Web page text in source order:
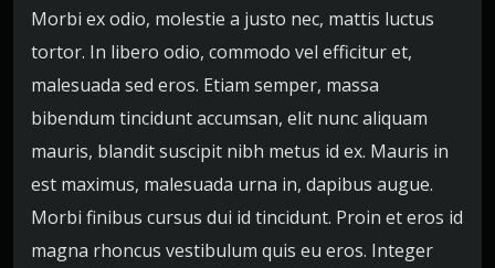
Morbi ex odio, molestie a justo nec, mattis luctus
tortor. In libero odio, commodo vel efficitur et,
malesuada sed eros. Etiam semper, massa
bibendum tincidunt accumsan, elit nunc aliquam
mauris, blandit suscipit nibh metus id ex. Mauris in
est maximus, malesuada urna in, dapibus augue.
Morbi finibus cursus dui id tincidunt. Proin et eros id
magna rhoncus vestibulum quis eu eros. Integer